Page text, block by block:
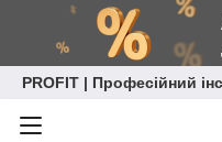
PROFIT | Професійний